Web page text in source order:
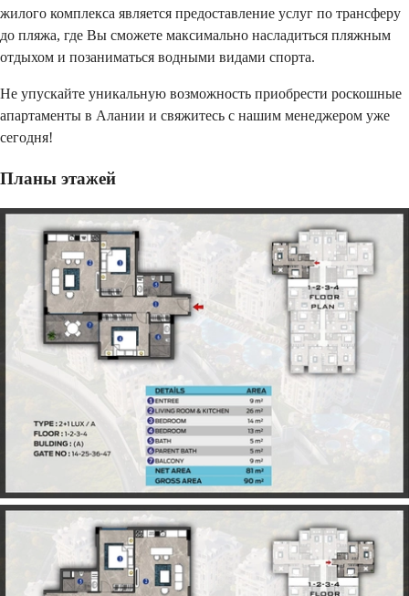
жилого комплекса является предоставление услуг по трансферу
до пляжа, где Вы сможете максимально насладиться пляжным
отдыхом и позаниматься водными видами спорта.
Не упускайте уникальную возможность приобрести роскошные
апартаменты в Алании и свяжитесь с нашим менеджером уже
сегодня!
Планы этажей